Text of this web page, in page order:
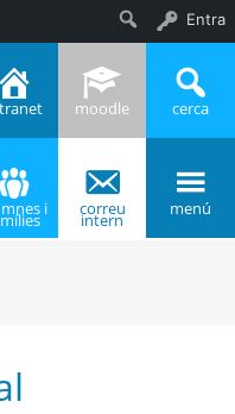
moodle cerca
i correu
intern
menú
Entra